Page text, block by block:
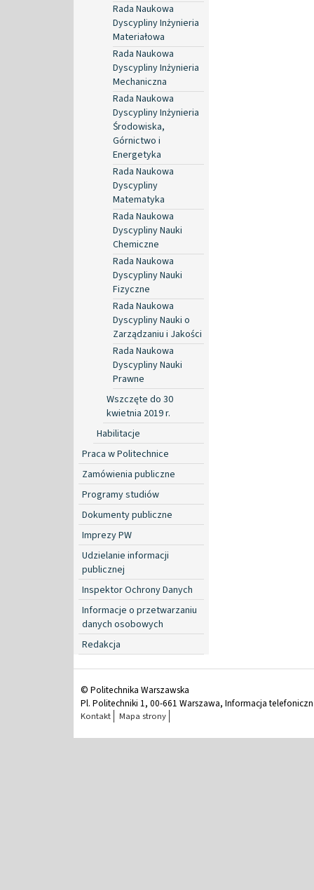
Rada Naukowa
Dyscypliny Inżynieria
Materiałowa
Rada Naukowa
Dyscypliny Inżynieria
Mechaniczna
Rada Naukowa
Dyscypliny Inżynieria
Środowiska,
Górnictwo i
Energetyka
Rada Naukowa
Dyscypliny
Matematyka
Rada Naukowa
Dyscypliny Nauki
Chemiczne
Rada Naukowa
Dyscypliny Nauki
Fizyczne
Rada Naukowa
Dyscypliny Nauki o
Zarządzaniu i Jakości
Rada Naukowa
Dyscypliny Nauki
Prawne
Wszczęte do 30
kwietnia 2019 r.
Habilitacje
Praca w Politechnice
Zamówienia publiczne
Programy studiów
Dokumenty publiczne
Imprezy PW
Udzielanie informacji
publicznej
Inspektor Ochrony Danych
Informacje o przetwarzaniu
danych osobowych
Redakcja
© Politechnika Warszawska
Pl. Politechniki 1, 00-661 Warszawa, Informacja
Kontakt Mapa strony